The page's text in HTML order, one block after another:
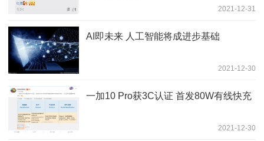
2021-12-31
AI即未来 人工智能将成进步基础
2021-12-30
一加10 Pro获3C认证 首发80W有线快充
2021-12-30